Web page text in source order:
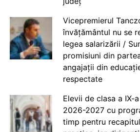
Vicepremierul
învățământul nu se
legea salarizării /
promisiuni din
angajații din
respectate
Elevii de clasa a IX-
2026-2027 cu
timp pentru